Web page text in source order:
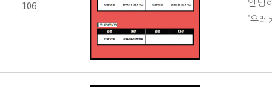
106
'유레